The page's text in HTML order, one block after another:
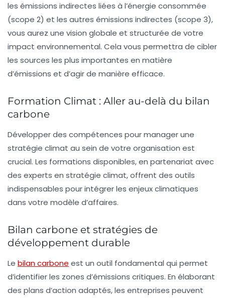
les émissions indirectes liées à l’énergie consommée
(scope 2) et les autres émissions indirectes (scope 3),
vous aurez une vision globale et structurée de votre
impact environnemental. Cela vous permettra de cibler
les sources les plus importantes en matière
d’émissions et d’agir de manière efficace.
Formation Climat : Aller au-delà du bilan
carbone
Développer des compétences pourmanager une
stratégie climat au sein de votre organisation est
crucial. Les formations disponibles, en partenariat avec
des experts en stratégie climat, offrent des outils
indispensables pour intégrer les enjeux climatiques
dans votre modèle d’affaires.
Bilan carbone et stratégies de
développement durable
Le bilan carbone est un outil fondamental qui permet
d’identifier les zones d’émissions critiques. En élaborant
des plans d’action adaptés, les entreprises peuvent